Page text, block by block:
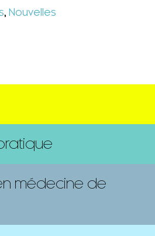
, Nouvelles
médecine de